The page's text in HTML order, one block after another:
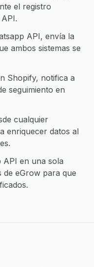
el registro
API, envía la
ambos sistemas se
Shopify, notifica a
seguimiento en
cualquier
enriquecer datos al
en una sola
de eGrow para que